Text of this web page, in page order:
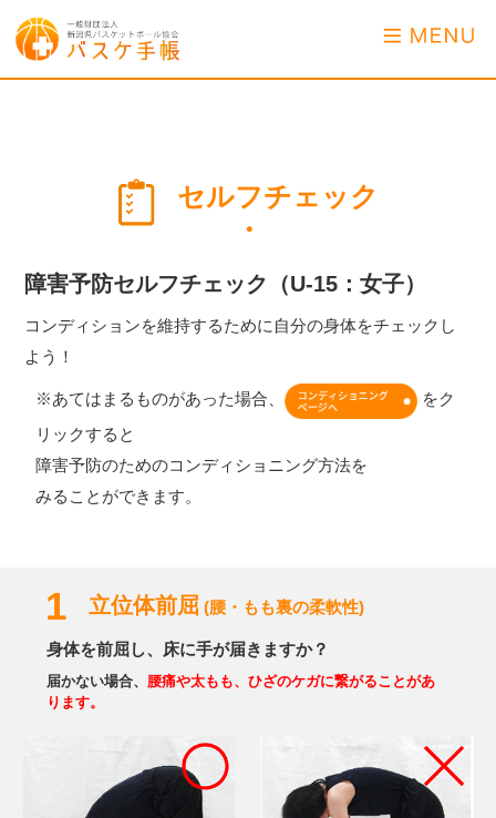
セルフチェック
・
障害予防セルフチェック（U-15：女子）
コンディションを維持するために自分の身体をチェックし
よう！
※あてはまるものがあった場合、
をク
リックすると
障害予防のためのコンディショニング方法を
みることができます。
1 立位体前屈 (腰・もも裏の柔軟性)
身体を前屈し、床に手が届きますか？
届かない場合、
腰痛や太もも、ひざのケガに繋がることがあ
ります。